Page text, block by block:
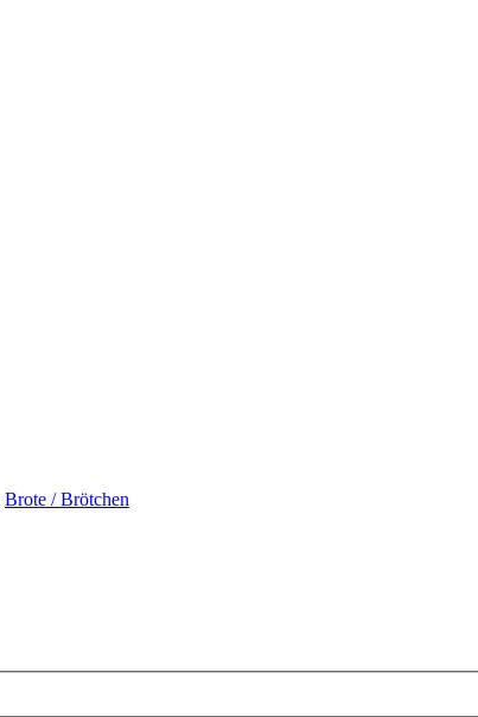
Brote / Brötchen